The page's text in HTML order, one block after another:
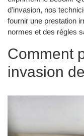
d'invasion, nos
fournir une prestation
normes et des règles
Comment
invasion